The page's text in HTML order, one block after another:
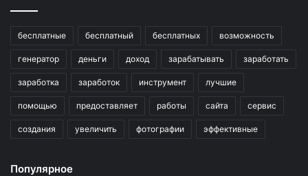
бесплатные бесплатный бесплатных возможность
генератор деньги доход зарабатывать заработать
заработка заработок инструмент лучшие
помощью предоставляет работы сайта сервис
создания увеличить фотографии эффективные
Популярное